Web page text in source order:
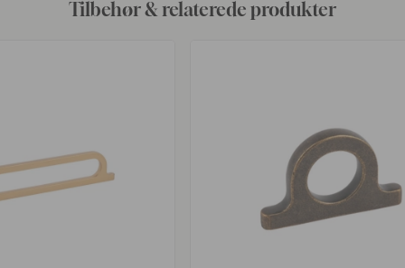
Tilbehør & relaterede produkter